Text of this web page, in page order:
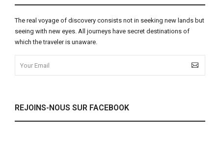
The real voyage of discovery consists not in seeking new lands but
seeing with new eyes. All journeys have secret destinations of
which the traveler is unaware.
REJOINS-NOUS SUR FACEBOOK